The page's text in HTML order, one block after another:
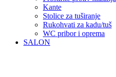
Kante
Stolice za tuširanje
Rukohvati za kadu/tuš
WC pribor i oprema
SALON